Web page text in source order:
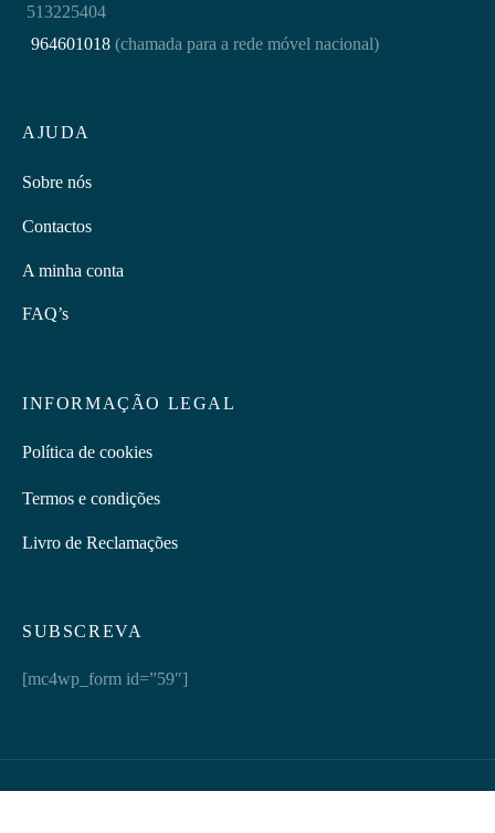
SUBSCREVA
[mc4wp_form id=”59″]
AJUDA
Sobre nós
Contactos
A minha conta
FAQ’s
INFORMAÇÃO LEGAL
Política de cookies
Termos e condições
Livro de Reclamações
513225404
964601018 (chamada para a rede móvel nacional)